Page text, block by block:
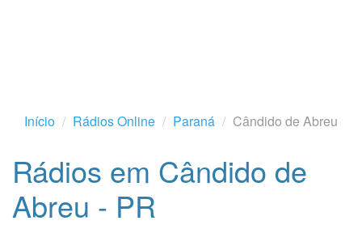
Início Rádios Online Paraná Cândido de Abreu
Rádios em Cândido de
Abreu - PR